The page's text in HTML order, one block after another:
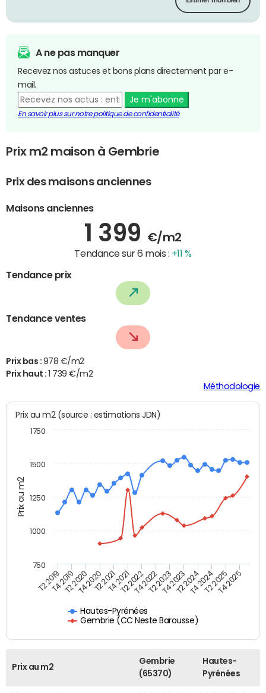
A ne pas manquer
Recevez nos astuces et bons plans directement par e-
mail.
Je m'abonne
En savoir plus sur notre politique de confidentialité
Prix m2 maison à Gembrie
Prix des maisons anciennes
Maisons anciennes
1 399 €/m2
Tendance sur 6 mois : +11 %
Tendance prix
Tendance ventes
Prix bas : 978 €/m2
Prix haut :
1 739 €/m2
Méthodologie
Prix au m2
Prix au m2 (source : estimations JDN)
Hautes-Pyrénées
Gembrie (CC Neste Barousse)
T2 2019T4 2019T2 2020T4 2020T2 2021T4 2021T2 2022T4 2022T2 2023T4 2023T2 2024T4 2024T2 2025T4 2025
1000
750
1250
1500
1750
Prix au m2
Gembrie
(65370)
Hautes-
Pyrénées